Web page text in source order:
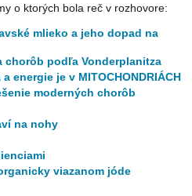
o ktorých bola reč v rozhovore:
mlieko a jeho dopad na
podľa Vonderplanitza
energie je v MITOCHONDRIÁCH
moderných chorôb
na nohy
viazanom jóde